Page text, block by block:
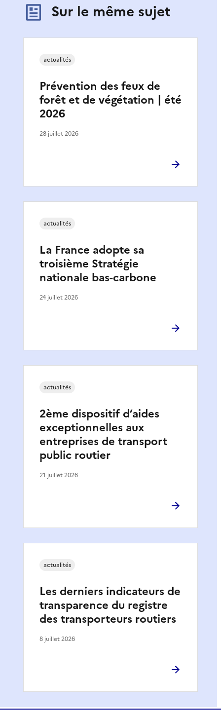
Sur le même sujet
Prévention des feux de
forêt et de végétation | été
2026
actualités
28 juillet 2026
La France adopte sa
troisième Stratégie
nationale bas-carbone
actualités
24 juillet 2026
2ème dispositif d’aides
exceptionnelles aux
entreprises de transport
public routier
actualités
21 juillet 2026
Les derniers indicateurs de
transparence du registre
des transporteurs routiers
actualités
8 juillet 2026